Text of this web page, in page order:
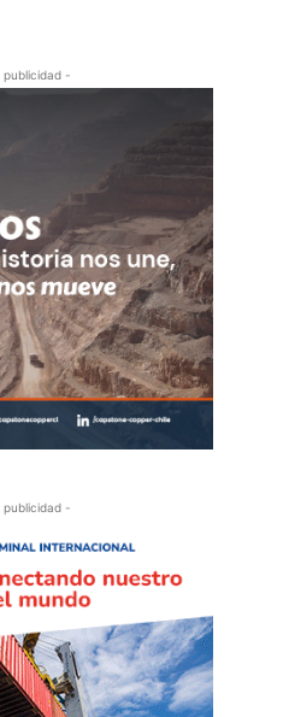
publicidad -
publicidad -